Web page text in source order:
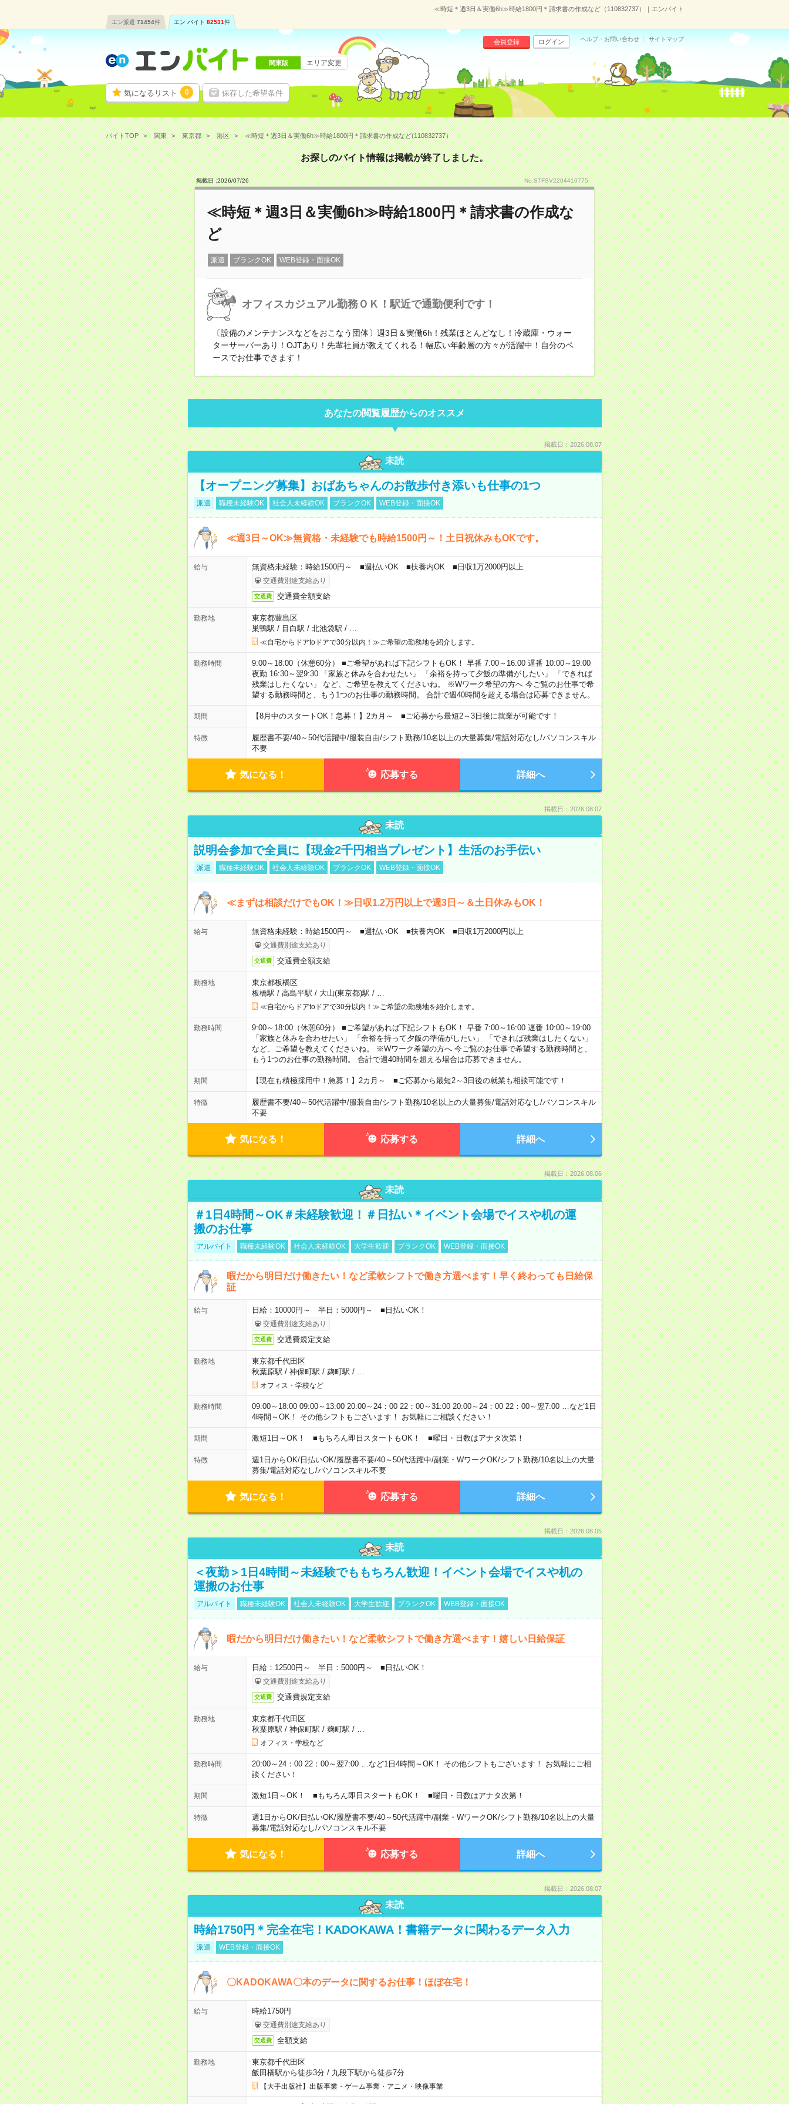
≪時短＊週3日＆実働6h≫時給1800円＊請求書の作成など（110832737）｜エンバイト
エン派遣 71454件 エン バイト 82531件
気になるリスト 0 保存した希望条件
会員登録 ログイン ヘルプ・お問い合わせ サイトマップ
関東版 エリア変更
バイトTOP 関東 東京都 港区 ≪時短＊週3日＆実働6h≫時給1800円＊請求書の作成など(110832737）
お探しのバイト情報は掲載が終了しました。
掲載日 :2026/07/26 No.STFSV2204410775
≪時短＊週3日＆実働6h≫時給1800円＊請求書の作成な
ど
派遣 ブランクOK WEB登録・面接OK
オフィスカジュアル勤務ＯＫ！駅近で通勤便利です！
〔設備のメンテナンスなどをおこなう団体〕週3日＆実働6h！残業ほとんどなし！冷蔵庫・ウォー
ターサーバーあり！OJTあり！先輩社員が教えてくれる！幅広い年齢層の方々が活躍中！自分のペ
ースでお仕事できます！
あなたの閲覧履歴からのオススメ
掲載日：2026.08.07
未読
【オープニング募集】おばあちゃんのお散歩付き添いも仕事の1つ
派遣 職種未経験OK 社会人未経験OK ブランクOK WEB登録・面接OK
≪週3日～OK≫無資格・未経験でも時給1500円～！土日祝休みもOKです。
給与 無資格未経験：時給1500円～ ■週払いOK ■扶養内OK ■日収1万2000円以上
交通費別途支給あり
交通費 交通費全額支給
勤務地
東京都豊島区
巣鴨駅 / 目白駅 / 北池袋駅 /
≪自宅からドアtoドアで30分以内！≫ご希望の勤務地を紹介します。
勤務時間
9:00～18:00（休憩60分） ■ご希望があれば下記シフトもOK！ 早番 7:00～16:00 遅番 10:00～19:00
夜勤 16:30～翌9:30 「家族と休みを合わせたい」 「余裕を持って夕飯の準備がしたい」 「できれば
残業はしたくない」 など、ご希望を教えてくださいね。 ※Wワーク希望の方へ 今ご覧のお仕事で希
望する勤務時間と、もう1つのお仕事の勤務時間。 合計で週40時間を超える場合は応募できません。
期間 【8月中のスタートOK！急募！】2カ月～ ■ご応募から最短2～3日後に就業が可能です！
特徴 履歴書不要/40～50代活躍中/服装自由/シフト勤務/10名以上の大量募集/電話対応なし/パソコンスキル
不要
気になる！ 応募する 詳細へ
掲載日：2026.08.07
未読
説明会参加で全員に【現金2千円相当プレゼント】生活のお手伝い
派遣 職種未経験OK 社会人未経験OK ブランクOK WEB登録・面接OK
≪まずは相談だけでもOK！≫日収1.2万円以上で週3日～＆土日休みもOK！
給与 無資格未経験：時給1500円～ ■週払いOK ■扶養内OK ■日収1万2000円以上
交通費別途支給あり
交通費 交通費全額支給
勤務地
東京都板橋区
板橋駅 / 高島平駅 / 大山(東京都)駅 /
≪自宅からドアtoドアで30分以内！≫ご希望の勤務地を紹介します。
勤務時間
9:00～18:00（休憩60分） ■ご希望があれば下記シフトもOK！ 早番 7:00～16:00 遅番 10:00～19:00
「家族と休みを合わせたい」 「余裕を持って夕飯の準備がしたい」 「できれば残業はしたくない」
など、ご希望を教えてくださいね。 ※Wワーク希望の方へ 今ご覧のお仕事で希望する勤務時間と、
もう1つのお仕事の勤務時間。 合計で週40時間を超える場合は応募できません。
期間 【現在も積極採用中！急募！】2カ月～ ■ご応募から最短2～3日後の就業も相談可能です！
特徴 履歴書不要/40～50代活躍中/服装自由/シフト勤務/10名以上の大量募集/電話対応なし/パソコンスキル
不要
気になる！ 応募する 詳細へ
掲載日：2026.08.06
未読
＃1日4時間～OK＃未経験歓迎！＃日払い＊イベント会場でイスや机の運
搬のお仕事
アルバイト 職種未経験OK 社会人未経験OK 大学生歓迎 ブランクOK WEB登録・面接OK
暇だから明日だけ働きたい！など柔軟シフトで働き方選べます！早く終わっても日給保
証
給与 日給：10000円～ 半日：5000円～ ■日払いOK！
交通費別途支給あり
交通費 交通費規定支給
勤務地
東京都千代田区
秋葉原駅 / 神保町駅 / 麹町駅 /
オフィス・学校など
勤務時間
09:00～18:00 09:00～13:00 20:00～24：00 22：00～31:00 20:00～24：00 22：00～翌7:00 …など1日
4時間～OK！ その他シフトもございます！ お気軽にご相談ください！
期間 激短1日～OK！ ■もちろん即日スタートもOK！ ■曜日・日数はアナタ次第！
特徴 週1日からOK/日払いOK/履歴書不要/40～50代活躍中/副業・WワークOK/シフト勤務/10名以上の大量
募集/電話対応なし/パソコンスキル不要
気になる！ 応募する 詳細へ
掲載日：2026.08.05
未読
＜夜勤＞1日4時間～未経験でももちろん歓迎！イベント会場でイスや机の
運搬のお仕事
アルバイト 職種未経験OK 社会人未経験OK 大学生歓迎 ブランクOK WEB登録・面接OK
暇だから明日だけ働きたい！など柔軟シフトで働き方選べます！嬉しい日給保証
給与 日給：12500円～ 半日：5000円～ ■日払いOK！
交通費別途支給あり
交通費 交通費規定支給
勤務地
東京都千代田区
秋葉原駅 / 神保町駅 / 麹町駅 /
オフィス・学校など
勤務時間
20:00～24：00 22：00～翌7:00 …など1日4時間～OK！ その他シフトもございます！ お気軽にご相
談ください！
期間 激短1日～OK！ ■もちろん即日スタートもOK！ ■曜日・日数はアナタ次第！
特徴 週1日からOK/日払いOK/履歴書不要/40～50代活躍中/副業・WワークOK/シフト勤務/10名以上の大量
募集/電話対応なし/パソコンスキル不要
気になる！ 応募する 詳細へ
掲載日：2026.08.07
未読
時給1750円＊完全在宅！KADOKAWA！書籍データに関わるデータ入力
派遣 WEB登録・面接OK
〇KADOKAWA〇本のデータに関するお仕事！ほぼ在宅！
給与 時給1750円
交通費別途支給あり
交通費 全額支給
勤務地
東京都千代田区
飯田橋駅から徒歩3分/ 九段下駅から徒歩7分
【大手出版社】出版事業・ゲーム事業・アニメ・映像事業